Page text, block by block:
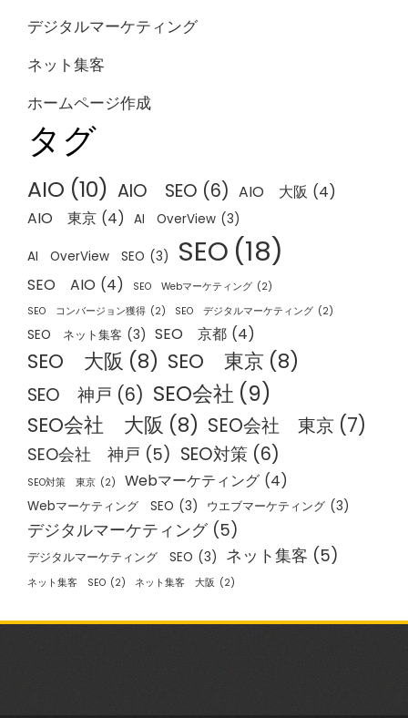
デジタルマーケティング
ネット集客
ホームページ作成
タグ
AIO (10) AIO SEO (6) AIO 大阪 (4)
AIO 東京 (4) AI OverView (3)
AI OverView SEO (3) SEO (18)
SEO AIO (4) SEO Webマーケティング (2)
SEO コンバージョン獲得 (2) SEO デジタルマーケティング (2)
SEO ネット集客 (3) SEO 京都 (4)
SEO 大阪 (8) SEO 東京 (8)
SEO 神戸 (6) SEO会社 (9)
SEO会社 大阪 (8) SEO会社 東京 (7)
SEO会社 神戸 (5) SEO対策 (6)
SEO対策 東京 (2) Webマーケティング (4)
Webマーケティング SEO (3) ウエブマーケティング (3)
デジタルマーケティング (5)
デジタルマーケティング SEO (3) ネット集客 (5)
ネット集客 SEO (2) ネット集客 大阪 (2)